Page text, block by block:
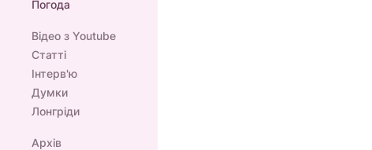
Погода
Відео з Youtube
Статті
Інтерв'ю
Думки
Лонгріди
Архів